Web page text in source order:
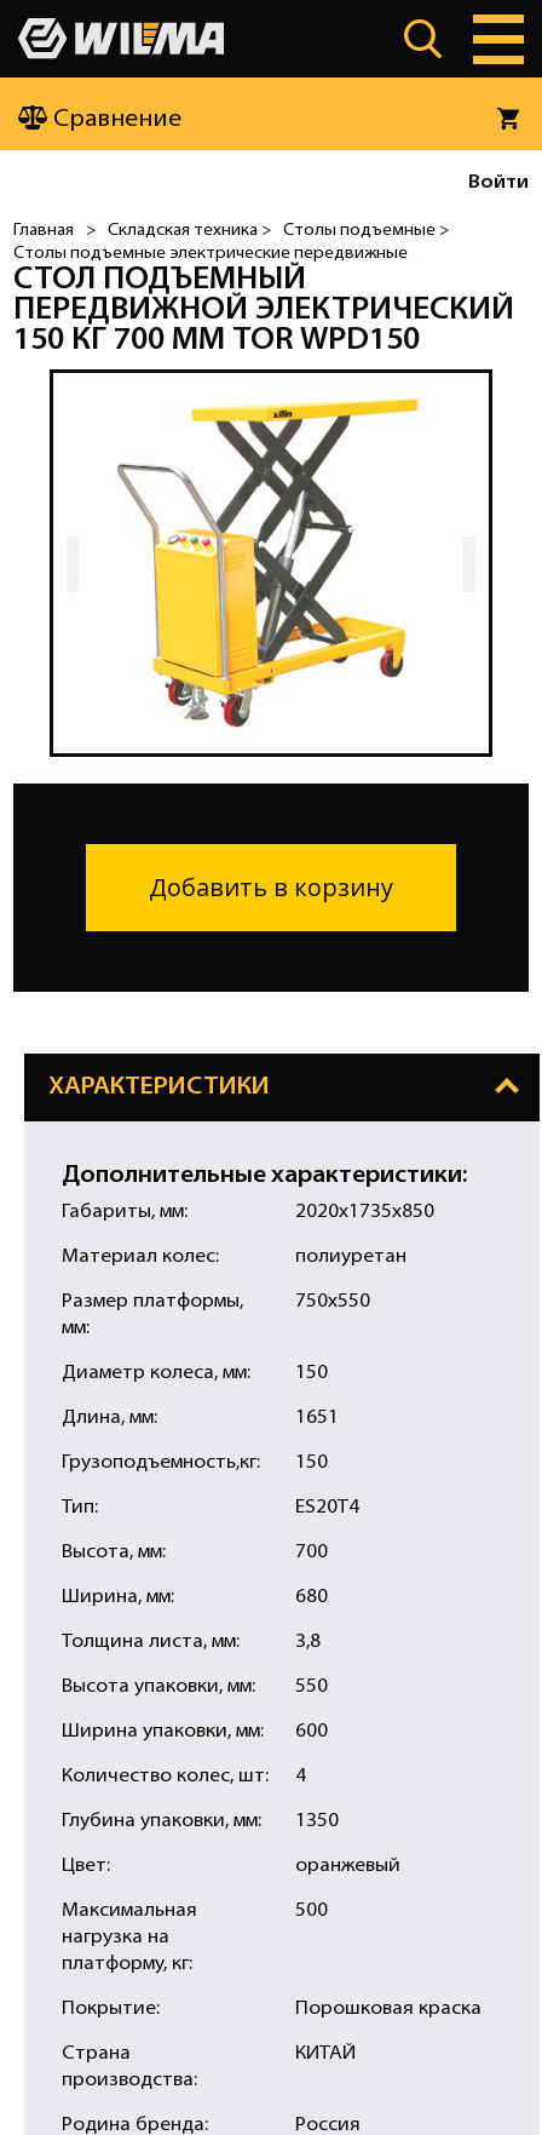
Сравнение
Войти
Главная > Складская техника >
Столы подъемные >
Столы подъемные электрические передвижные
СТОЛ ПОДЪЕМНЫЙ
ПЕРЕДВИЖНОЙ ЭЛЕКТРИЧЕСКИЙ
150 КГ 700 ММ TOR WPD150
Добавить в корзину
ХАРАКТЕРИСТИКИ
Дополнительные характеристики:
Габариты, мм: 2020х1735х850
Материал колес: полиуретан
Размер платформы,
мм:
750х550
Диаметр колеса, мм: 150
Длина, мм: 1651
Грузоподъемность,кг: 150
Тип: ES20T4
Высота, мм: 700
Ширина, мм: 680
Толщина листа, мм: 3,8
Высота упаковки, мм: 550
Ширина упаковки, мм: 600
Количество колес, шт: 4
Глубина упаковки, мм: 1350
Цвет: оранжевый
Максимальная
нагрузка на
платформу, кг:
500
Покрытие: Порошковая краска
Страна
производства:
КИТАЙ
Родина бренда: Россия